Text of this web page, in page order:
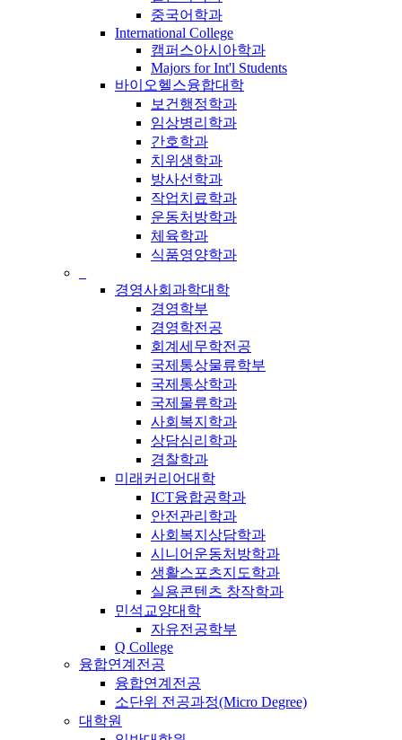
중국어학과
International College
캠퍼스아시아학과
Majors for Int'l Students
바이오헬스융합대학
보건행정학과
임상병리학과
간호학과
치위생학과
방사선학과
작업치료학과
운동처방학과
체육학과
식품영양학과
경영사회과학대학
경영학부
경영학전공
회계세무학전공
국제통상물류학부
국제통상학과
국제물류학과
사회복지학과
상담심리학과
경찰학과
미래커리어대학
ICT융합공학과
안전관리학과
사회복지상담학과
시니어운동처방학과
생활스포츠지도학과
실용콘텐츠 창작학과
민석교양대학
자유전공학부
Q College
융합연계전공
융합연계전공
소단위 전공과정(Micro Degree)
대학원